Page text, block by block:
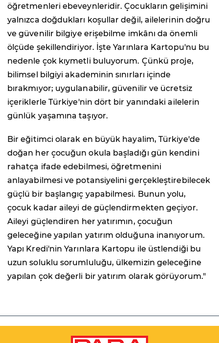
öğretmenleri ebeveynleridir. Çocukların gelişimini
yalnızca doğdukları koşullar değil, ailelerinin doğru
ve güvenilir bilgiye erişebilme imkânı da önemli
ölçüde şekillendiriyor. İşte Yarınlara Kartopu'nu bu
nedenle çok kıymetli buluyorum. Çünkü proje,
bilimsel bilgiyi akademinin sınırları içinde
bırakmıyor; uygulanabilir, güvenilir ve ücretsiz
içeriklerle Türkiye'nin dört bir yanındaki ailelerin
günlük yaşamına taşıyor.
Bir eğitimci olarak en büyük hayalim, Türkiye'de
doğan her çocuğun okula başladığı gün kendini
rahatça ifade edebilmesi, öğretmenini
anlayabilmesi ve potansiyelini gerçekleştirebilecek
güçlü bir başlangıç yapabilmesi. Bunun yolu,
çocuk kadar aileyi de güçlendirmekten geçiyor.
Aileyi güçlendiren her yatırımın, çocuğun
geleceğine yapılan yatırım olduğuna inanıyorum.
Yapı Kredi'nin Yarınlara Kartopu ile üstlendiği bu
uzun soluklu sorumluluğu, ülkemizin geleceğine
yapılan çok değerli bir yatırım olarak görüyorum."